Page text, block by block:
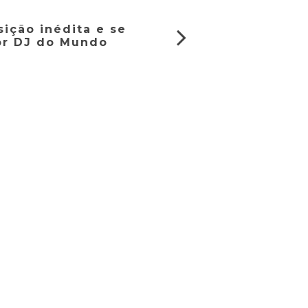
inédita e se
DJ do Mundo